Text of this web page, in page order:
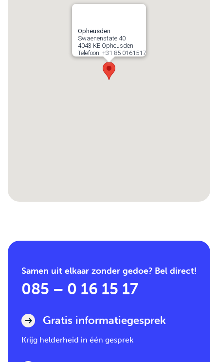
Opheusden
Swaenenstate 40
4043 KE Opheusden
Telefoon: +31 85 0161517
Samen uit elkaar zonder gedoe? Bel direct!
085 – 0 16 15 17
Gratis informatiegesprek
Krijg helderheid in één gesprek